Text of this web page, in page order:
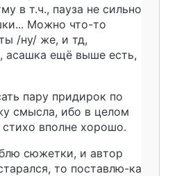
в т.ч., пауза не сильно
Можно что-то
/ну/ же, и тд,
асашка ещё выше есть,
пару придирок по
смысла, ибо в целом
вполне хорошо.
сюжетки, и автор
то поставлю-ка